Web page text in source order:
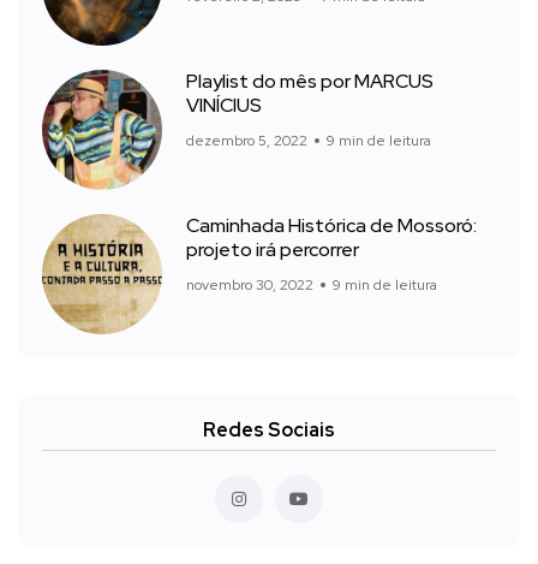
Playlist do mês por MARCUS
VINÍCIUS
dezembro 5, 2022 9 min de leitura
Caminhada Histórica de Mossoró:
projeto irá percorrer
novembro 30, 2022 9 min de leitura
Redes Sociais